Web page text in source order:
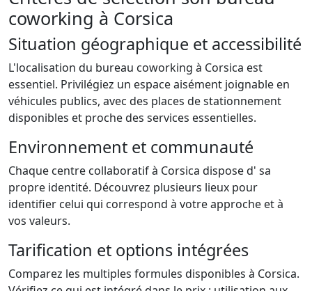
coworking à Corsica
Situation géographique et accessibilité
L'localisation du bureau coworking à Corsica est
essentiel. Privilégiez un espace aisément joignable en
véhicules publics, avec des places de stationnement
disponibles et proche des services essentielles.
Environnement et communauté
Chaque centre collaboratif à Corsica dispose d' sa
propre identité. Découvrez plusieurs lieux pour
identifier celui qui correspond à votre approche et à
vos valeurs.
Tarification et options intégrées
Comparez les multiples formules disponibles à Corsica.